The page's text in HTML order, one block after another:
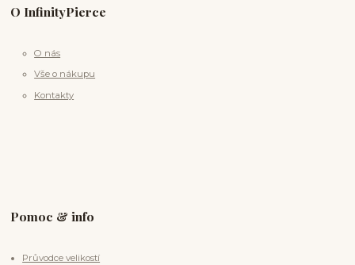
O InfinityPierce
O nás
Vše o nákupu
Kontakty
Pomoc & info
Průvodce velikostí